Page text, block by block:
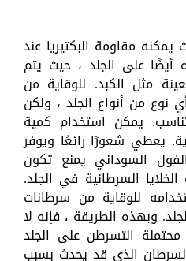
مقاومة البكتيريا عند
أيضًا على الجلد ، حيث يتم
مثل الكبد. للوقاية من
نوع من أنواع الجلد ، ولكن
يمكن استخدام كمية
يعطي شعورًا رائعًا ويوفر
السوداني يمنع تكون
السرطانية في الجلد.
للوقاية من سرطانات
وبهذه الطريقة ، فإنه لا
التسرطن على الجلد
الذي قد يحدث بسبب